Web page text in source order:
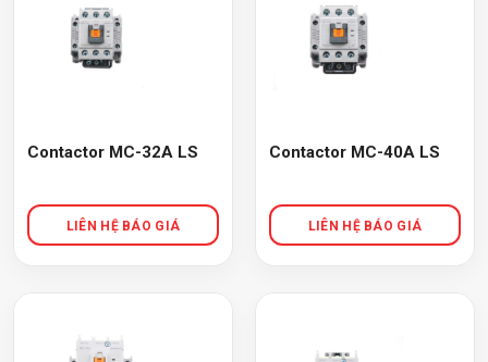
Contactor MC-32A LS Contactor MC-40A LS